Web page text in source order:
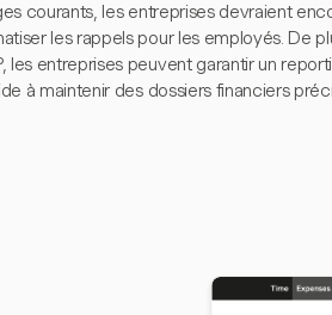
courants, les entreprises devraient
les rappels pour les employés. De
les entreprises peuvent garantir un
à maintenir des dossiers financiers